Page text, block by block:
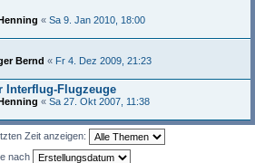
« Sa 9. Jan 2010, 18:00
Bernd « Fr 4. Dez 2009, 21:23
Interflug-Flugzeuge
« Sa 27. Okt 2007, 11:38
Zeit anzeigen:
nach